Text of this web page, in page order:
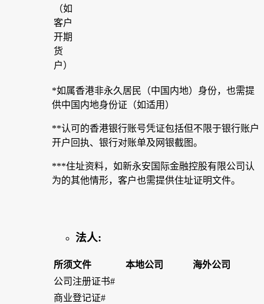
（如
客户
开期
货
户）
*如属香港非永久居民（中国内地）身份，也需提
供中国内地身份证（如适用）
**认可的香港银行账号凭证包括但不限于银行账户
开户回执、银行对账单及网银截图。
***住址资料，如新永安国际金融控股有限公司认
为的其他情形，客户也需提供住址证明文件。
法人:
所须文件 本地公司
海外公司
公司注册证书#
商业登记证#